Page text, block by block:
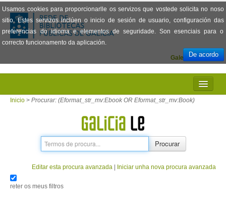
Usamos cookies para proporcionarlle os servizos que vostede solicita no noso
sitio. Estes servizos inclúen o inicio de sesión de usuario, configuración das
preferencias do idioma e elementos de seguridade. Son esenciais para o
correcto funcionamento da aplicación.
De acordo
Español
Galego
INICIO
PRÉSTAMO
Inicio > Procurar: (Eformat_str_mv:Ebook OR Eformat_str_mv:Book)
Procurar
Editar esta procura avanzada Iniciar unha nova procura avanzada
reter os meus filtros